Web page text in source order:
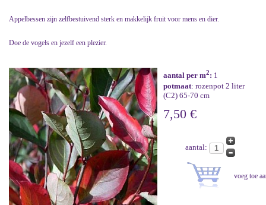
Appelbessen zijn zelfbestuivend sterk en makkelijk fruit voor mens en dier.
Doe de vogels en jezelf een plezier.
aantal per m2: 1
potmaat: rozenpot 2 liter
(C2) 65-70 cm
7,50 €
aantal: